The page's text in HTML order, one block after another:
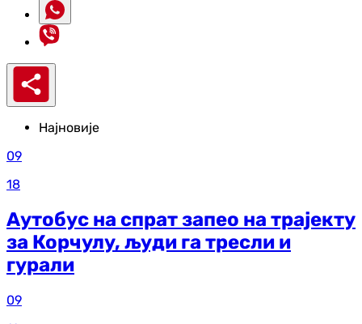
Најновије
09
18
Аутобус на спрат запео на трајекту
за Корчулу, људи га тресли и
гурали
09